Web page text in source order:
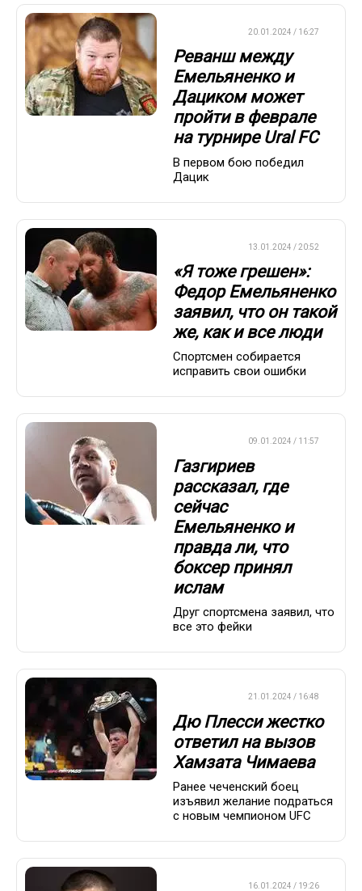
20.01.2024 / 16:27
Реванш между
Емельяненко и
Дациком может
пройти в феврале
на турнире Ural FC
В первом бою победил
Дацик
13.01.2024 / 20:52
«Я тоже грешен»:
Федор Емельяненко
заявил, что он такой
же, как и все люди
Спортсмен собирается
исправить свои ошибки
09.01.2024 / 11:57
Газгириев
рассказал, где
сейчас
Емельяненко и
правда ли, что
боксер принял
ислам
Друг спортсмена заявил, что
все это фейки
21.01.2024 / 16:48
Дю Плесси жестко
ответил на вызов
Хамзата Чимаева
Ранее чеченский боец
изъявил желание подраться
с новым чемпионом UFC
16.01.2024 / 19:26